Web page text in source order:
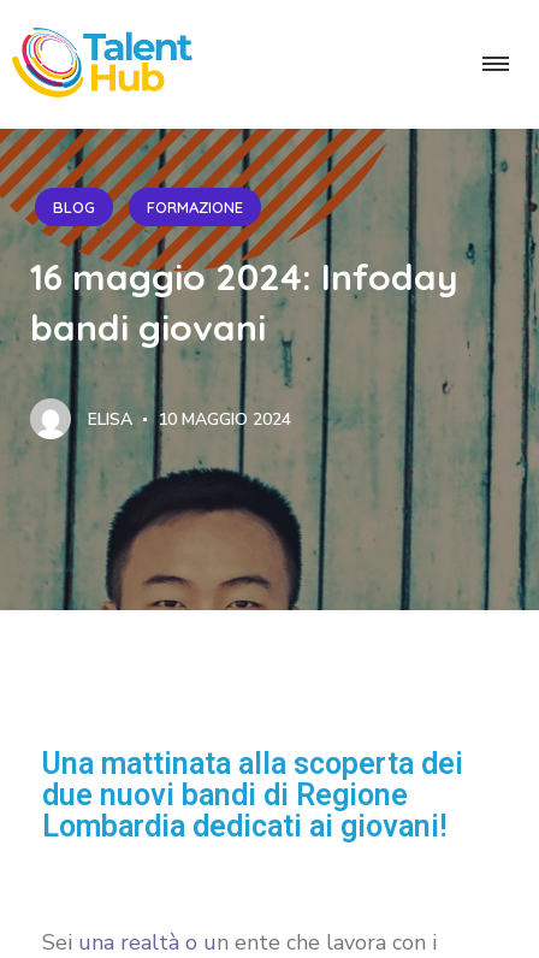
BLOG FORMAZIONE
16 maggio 2024: Infoday
bandi giovani
ELISA 10 MAGGIO 2024
Una mattinata alla scoperta dei
due nuovi bandi di Regione
Lombardia dedicati ai giovani!
Sei una realtà o un ente che lavora con i